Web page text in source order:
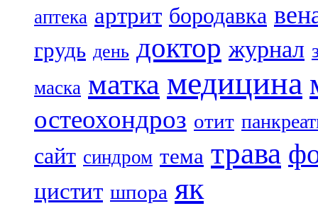
аптека артрит бородавка
грудь день доктор журнал
маска матка медицина
остеохондроз отит
сайт синдром тема трава
цистит шпора як